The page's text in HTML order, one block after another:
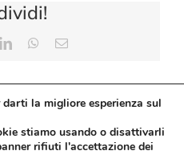
LinkedInWhatsApp
Email
la migliore esperienza sul
stiamo usando o disattivarli
rifiuti l'accettazione dei